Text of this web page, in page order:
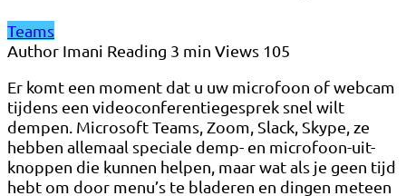
Teams
Author Imani Reading 3 min Views 105
Er komt een moment dat u uw microfoon of webcam
tijdens een videoconferentiegesprek snel wilt
dempen. Microsoft Teams, Zoom, Slack, Skype, ze
hebben allemaal speciale demp- en microfoon-uit-
knoppen die kunnen helpen, maar wat als je geen tijd
hebt om door menu’s te bladeren en dingen meteen